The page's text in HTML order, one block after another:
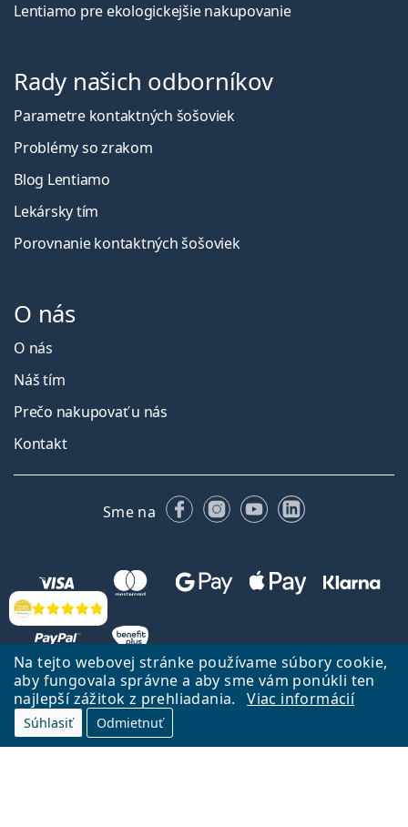
Na tejto webovej stránke používame súbory cookie,
aby fungovala správne a aby sme vám ponúkli ten
najlepší zážitok z prehliadania.
Viac informácií
Súhlasiť Odmietnuť
Hodnotenia
Lentiamo pre ekologickejšie nakupovanie
Rady našich odborníkov
Parametre kontaktných šošoviek
Problémy so zrakom
Blog Lentiamo
Lekársky tím
Porovnanie kontaktných šošoviek
O nás
O nás
Náš tím
Prečo nakupovať u nás
Kontakt
Sme na FacebookuInstagrame
YouTubeLinkedIn
Späť na Úvodnu stránku